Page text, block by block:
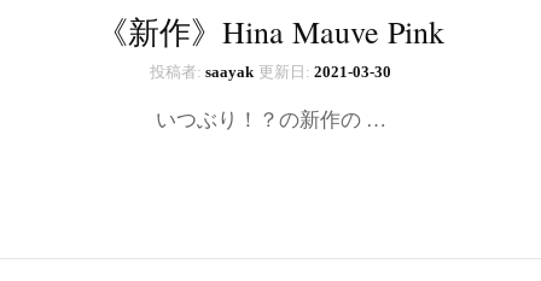
《新作》Hina Mauve Pink
投稿者: saayak 更新日: 2021-03-30
いつぶり！？の新作の …